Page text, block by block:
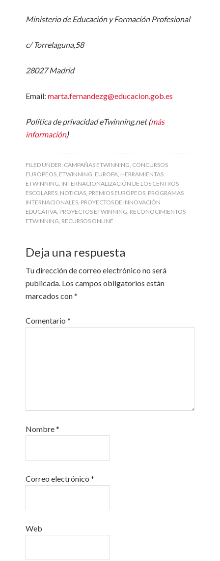
Ministerio de Educación y Formación Profesional
c/ Torrelaguna,58
28027 Madrid
Email:marta.fernandezg@educacion.gob.es
Política de privacidad eTwinning.net (más
información)
FILED UNDER: CAMPAÑAS ETWINNING, CONCURSOS
EUROPEOS, ETWINNING, EUROPA, HERRAMIENTAS
ETWINNING, INTERNACIONALIZACIÓN DE LOS CENTROS
ESCOLARES, NOTICIAS, PREMIOS EUROPEOS, PROGRAMAS
INTERNACIONALES, PROYECTOS DE INNOVACIÓN
EDUCATIVA, PROYECTOS ETWINNING, RECONOCIMIENTOS
ETWINNING, RECURSOS ONLINE
Deja una respuesta
Tu dirección de correo electrónico no será
publicada. Los campos obligatorios están
marcados con*
Comentario*
Nombre*
Correo electrónico*
Web